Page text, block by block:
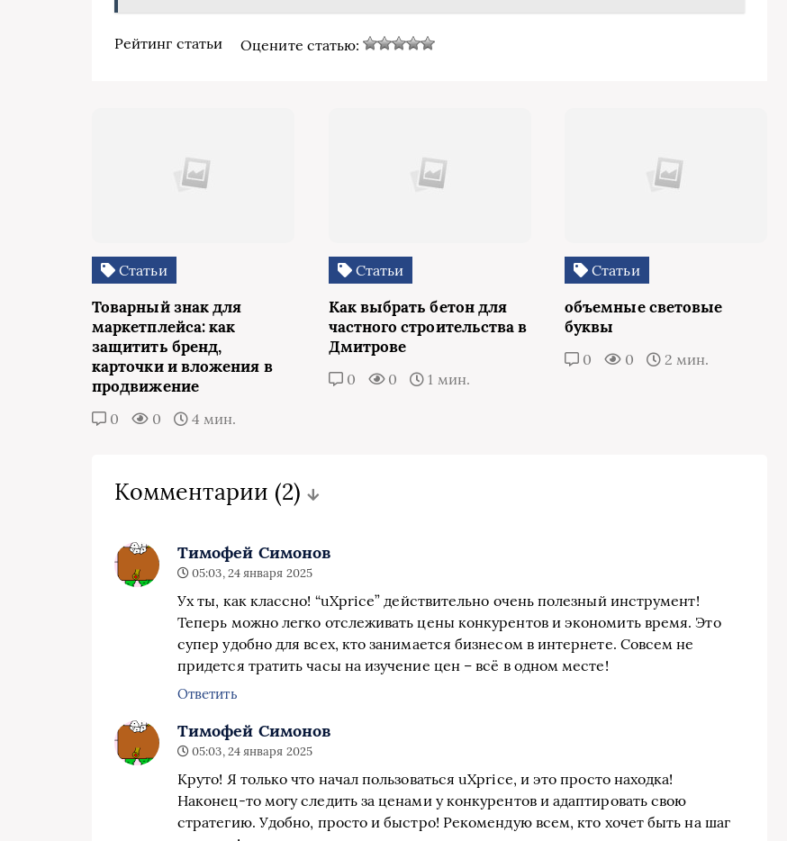
Рейтинг статьи Оцените статью:
Статьи
Товарный знак для
маркетплейса: как
защитить бренд,
карточки и вложения в
продвижение
0 0 4 мин.
Статьи
Как выбрать бетон для
частного строительства в
Дмитрове
0 0 1 мин.
Статьи
объемные световые
буквы
0 0 2 мин.
Комментарии (2)
Тимофей Симонов
05:03, 24 января 2025
Ух ты, как классно! “uXprice” действительно очень полезный инструмент!
Теперь можно легко отслеживать цены конкурентов и экономить время. Это
супер удобно для всех, кто занимается бизнесом в интернете. Совсем не
придется тратить часы на изучение цен – всё в одном месте!
Ответить
Тимофей Симонов
05:03, 24 января 2025
Круто! Я только что начал пользоваться uXprice, и это просто находка!
Наконец-то могу следить за ценами у конкурентов и адаптировать свою
стратегию. Удобно, просто и быстро! Рекомендую всем, кто хочет быть на шаг